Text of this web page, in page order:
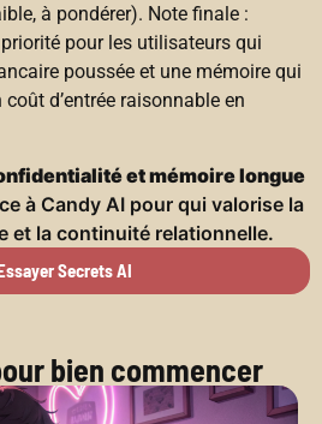
à pondérer). Note finale :
pour les utilisateurs qui
poussée et une mémoire qui
d’entrée raisonnable en
et mémoire longue
à Candy AI pour qui valorise la
et la continuité relationnelle.
Secrets AI
bien commencer